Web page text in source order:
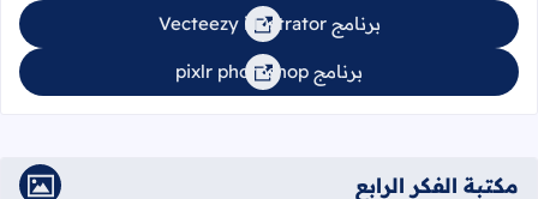
برنامج Vecteezy illustrator
برنامج pixlr photoshop
مكتبة الفكر الرابع